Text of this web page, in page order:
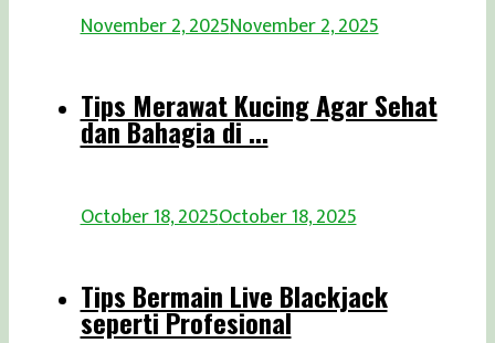
November 2, 2025November 2, 2025
Tips Merawat Kucing Agar Sehat
dan Bahagia di ...
October 18, 2025October 18, 2025
Tips Bermain Live Blackjack
seperti Profesional